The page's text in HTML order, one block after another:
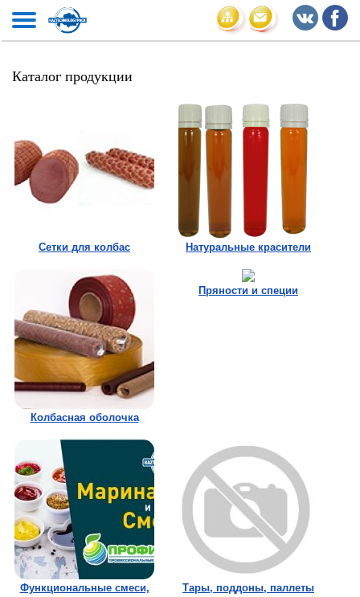
Каталог продукции
Сетки для колбас Натуральные красители
Колбасная оболочка
Пряности и специи
Функциональные смеси,
Тары, поддоны, паллеты